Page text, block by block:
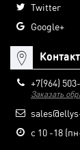
Twitter
Google+
+7(964)
Заказать
с 10 -18